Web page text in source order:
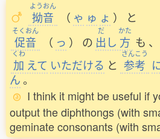
ようおん
拗音 （ ゃ ゅ ょ ） と
そくおん
促音 （ っ ） の
だ
出 し
かた
方 も 、
くわ
加 えて いただける と
さんこう
参考
ん。
I think it might be useful if
output the diphthongs (with
geminate consonants (with